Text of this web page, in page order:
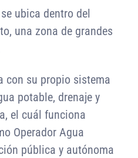
ubica dentro del
una zona de grandes
con su propio sistema
potable, drenaje y
el cuál funciona
Operador Agua
pública y autónoma